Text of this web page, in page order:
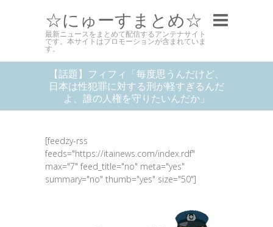
☆にゅーすまとめ☆
最新ニュースをまとめて配信するアンテナサイト
です。本サイトはプロモーションが含まれていま
す。
【話題】フィフィ「毎度思うんだけど、
日本は性犯罪に対する刑が軽すぎるんだ
よ、誰の人権を守りたいんだか」
[feedzy-rss
feeds="https://itainews.com/index.rdf"
max="7" feed_title="no" meta="yes"
summary="no" thumb="yes" size="50"]